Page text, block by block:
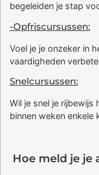
begeleiden je stap
-Opfriscursussen:
Voel je je onzeker in
vaardigheden
Snelcursussen:
Wil je snel je rijbewijs
binnen weken enkele
Hoe meld je je